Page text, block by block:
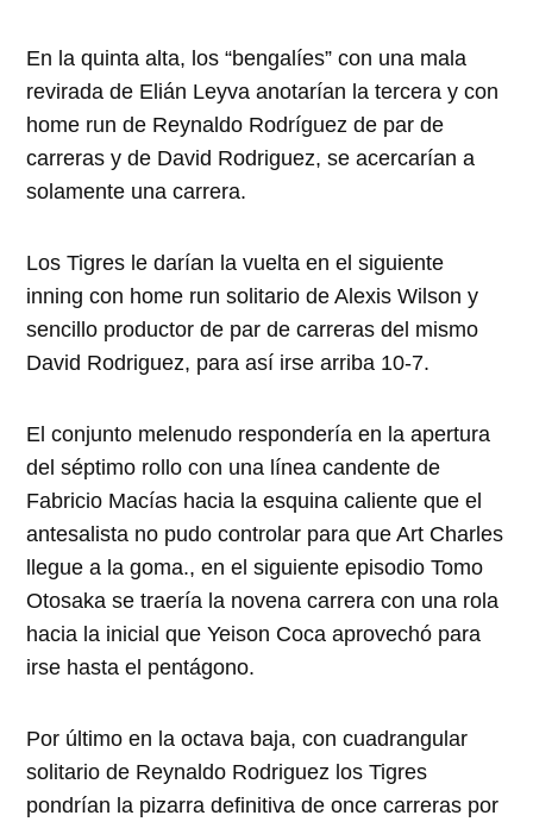
En la quinta alta, los “bengalíes” con una mala
revirada de Elián Leyva anotarían la tercera y con
home run de Reynaldo Rodríguez de par de
carreras y de David Rodriguez, se acercarían a
solamente una carrera.
Los Tigres le darían la vuelta en el siguiente
inning con home run solitario de Alexis Wilson y
sencillo productor de par de carreras del mismo
David Rodriguez, para así irse arriba 10-7.
El conjunto melenudo respondería en la apertura
del séptimo rollo con una línea candente de
Fabricio Macías hacia la esquina caliente que el
antesalista no pudo controlar para que Art Charles
llegue a la goma., en el siguiente episodio Tomo
Otosaka se traería la novena carrera con una rola
hacia la inicial que Yeison Coca aprovechó para
irse hasta el pentágono.
Por último en la octava baja, con cuadrangular
solitario de Reynaldo Rodriguez los Tigres
pondrían la pizarra definitiva de once carreras por